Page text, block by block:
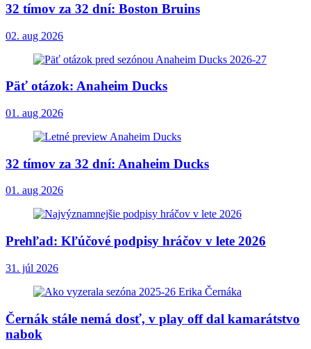
32 tímov za 32 dní: Boston Bruins
02. aug 2026
Päť otázok: Anaheim Ducks
01. aug 2026
32 tímov za 32 dní: Anaheim Ducks
01. aug 2026
Prehľad: Kľúčové podpisy hráčov v lete 2026
31. júl 2026
Černák stále nemá dosť, v play off dal kamarátstvo
nabok